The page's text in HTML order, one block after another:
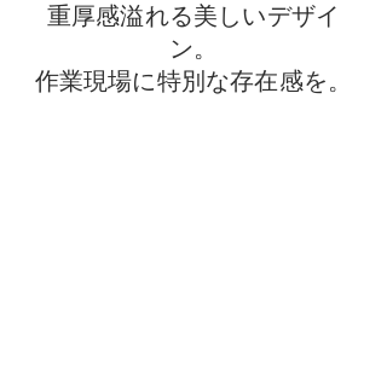
重厚感溢れる美しいデザイ
ン。
作業現場に特別な存在感を。